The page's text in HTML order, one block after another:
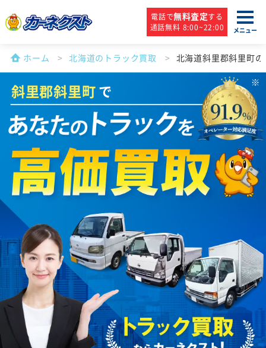
電話で無料査定する
通話無料 8:00~22:00
メニュー
ホーム 北海道のトラック買取 北海道斜里郡斜里町
斜里郡斜里町で